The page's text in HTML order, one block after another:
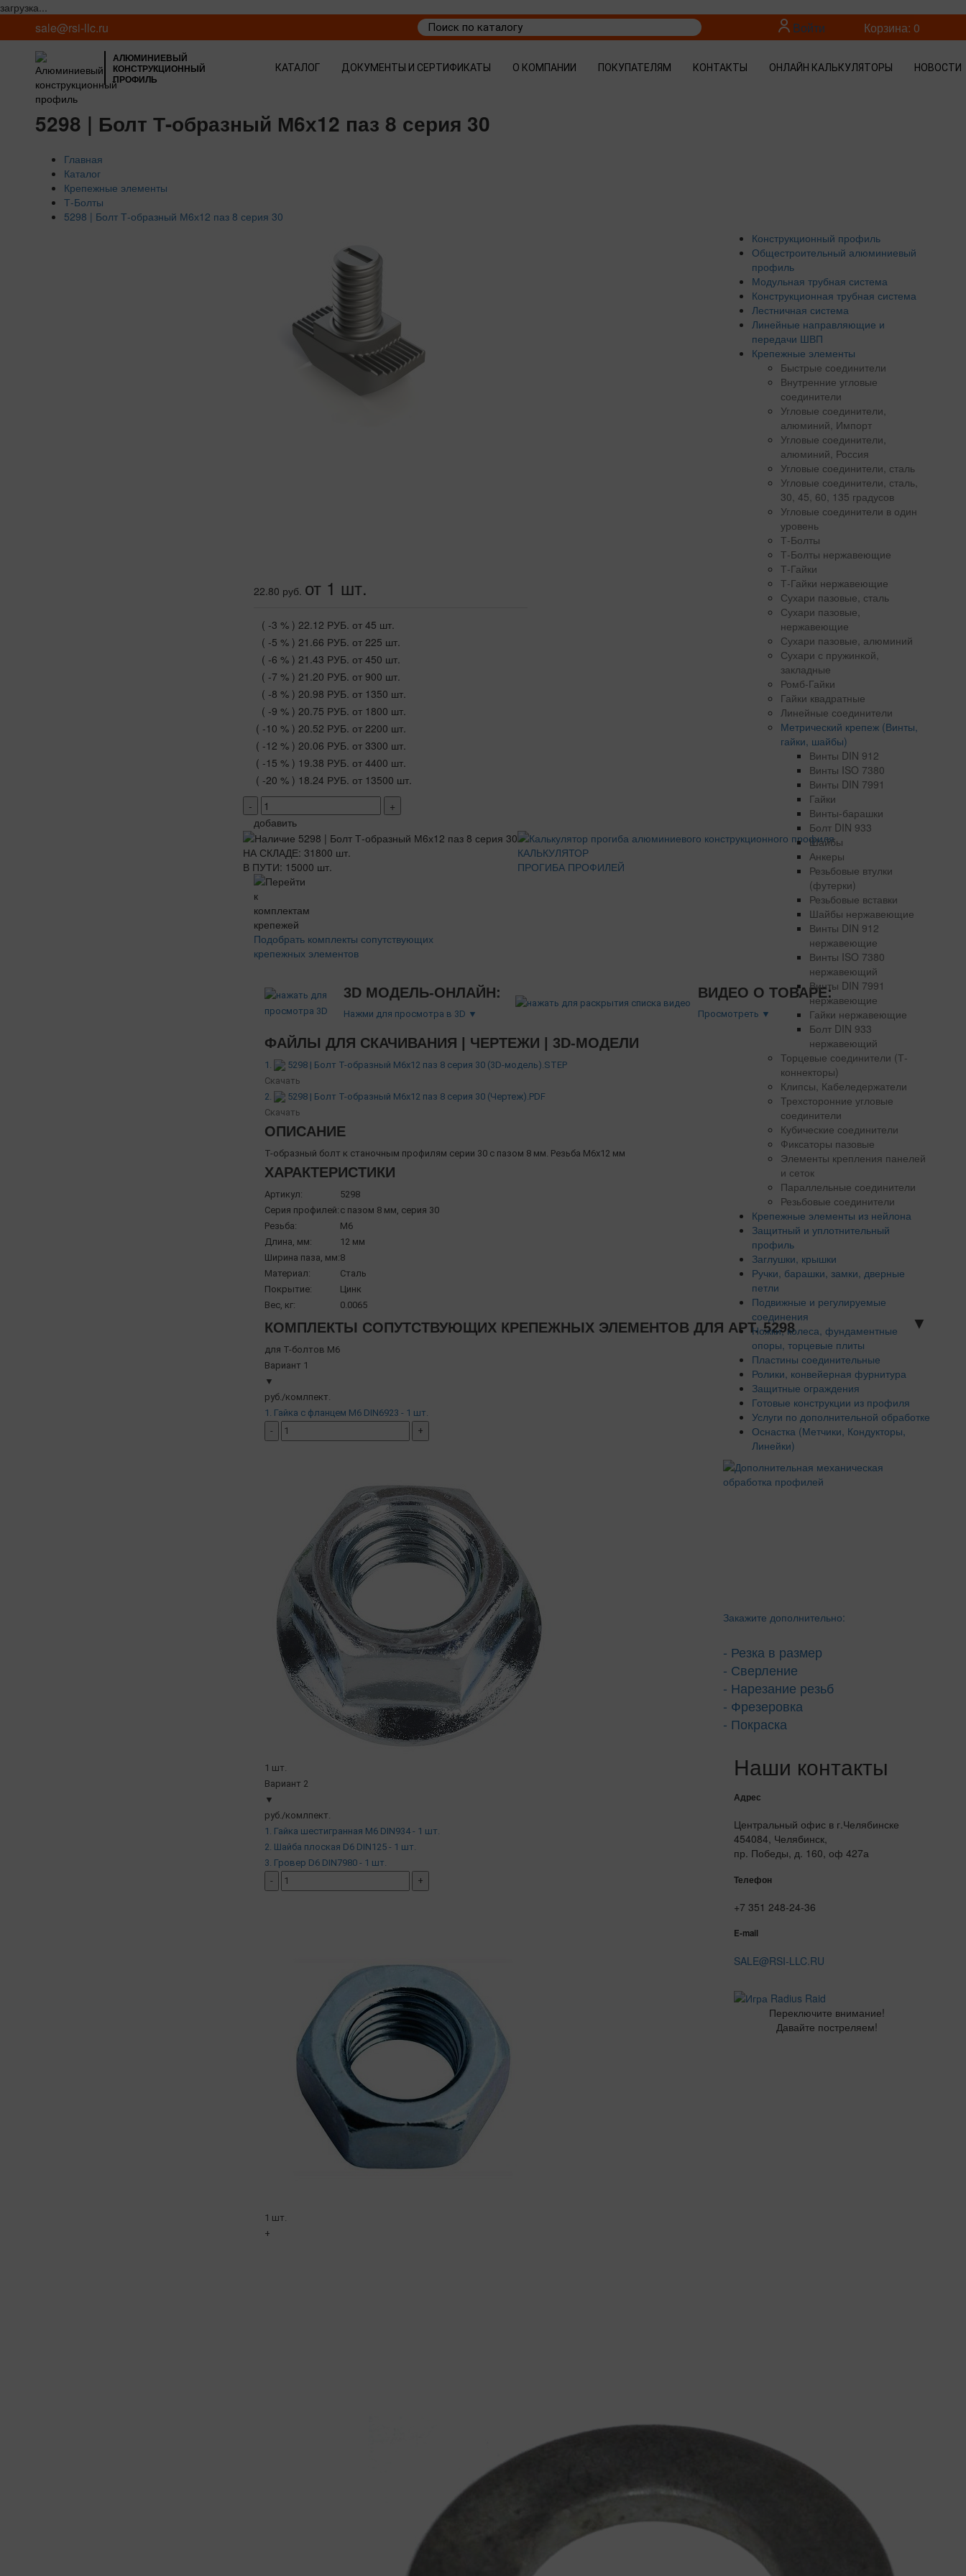
загрузка...
sale@rsi-llc.ru Войти Корзина: 0
АЛЮМИНИЕВЫЙ
КОНСТРУКЦИОННЫЙ
ПРОФИЛЬ
КАТАЛОГ ДОКУМЕНТЫ И СЕРТИФИКАТЫ О КОМПАНИИ ПОКУПАТЕЛЯМ КОНТАКТЫ ОНЛАЙН КАЛЬКУЛЯТОРЫ НОВОСТИ
5298 | Болт Т-образный М6х12 паз 8 серия 30
Главная
Каталог
Крепежные элементы
Т-Болты
5298 | Болт Т-образный М6х12 паз 8 серия 30
22.80 руб. от 1 шт.
( -3 % ) 22.12 РУБ. от 45 шт.
( -5 % ) 21.66 РУБ. от 225 шт.
( -6 % ) 21.43 РУБ. от 450 шт.
( -7 % ) 21.20 РУБ. от 900 шт.
( -8 % ) 20.98 РУБ. от 1350 шт.
( -9 % ) 20.75 РУБ. от 1800 шт.
( -10 % ) 20.52 РУБ. от 2200 шт.
( -12 % ) 20.06 РУБ. от 3300 шт.
( -15 % ) 19.38 РУБ. от 4400 шт.
( -20 % ) 18.24 РУБ. от 13500 шт.
-
+
добавить
НА СКЛАДЕ: 31800 шт.
В ПУТИ: 15000 шт.
КАЛЬКУЛЯТОР
ПРОГИБА ПРОФИЛЕЙ
Подобрать комплекты сопутствующих
крепежных элементов
3D МОДЕЛЬ-ОНЛАЙН:
Нажми для просмотра в 3D ▼
ВИДЕО О ТОВАРЕ:
Просмотреть ▼
ФАЙЛЫ ДЛЯ СКАЧИВАНИЯ | ЧЕРТЕЖИ | 3D-МОДЕЛИ
1.
5298 | Болт Т-образный М6х12 паз 8 серия 30 (3D-модель).STEP
Скачать
2.
5298 | Болт Т-образный М6х12 паз 8 серия 30 (Чертеж).PDF
Скачать
ОПИСАНИЕ
Т-образный болт к станочным профилям серии 30 с пазом 8 мм. Резьба М6х12 мм
ХАРАКТЕРИСТИКИ
Артикул:
5298
Серия профилей: с пазом 8 мм, серия 30
Резьба:
М6
Длина, мм:
12 мм
Ширина паза, мм:8
Материал:
Сталь
Покрытие:
Цинк
Вес, кг:
0.0065
КОМПЛЕКТЫ СОПУТСТВУЮЩИХ КРЕПЕЖНЫХ ЭЛЕМЕНТОВ ДЛЯ АРТ. 5298 ▼
для Т-болтов М6
Вариант 1
▼
руб./комлпект.
1. Гайка с фланцем М6 DIN6923 - 1 шт.
-
+
1 шт.
Вариант 2
▼
руб./комлпект.
1. Гайка шестигранная М6 DIN934 - 1 шт.
2. Шайба плоская D6 DIN125 - 1 шт.
3. Гровер D6 DIN7980 - 1 шт.
-
+
1 шт.
+
Конструкционный профиль
Общестроительный алюминиевый
профиль
Модульная трубная система
Конструкционная трубная система
Лестничная система
Линейные направляющие и
передачи ШВП
Крепежные элементы
Быстрые соединители
Внутренние угловые
соединители
Угловые соединители,
алюминий, Импорт
Угловые соединители,
алюминий, Россия
Угловые соединители, сталь
Угловые соединители, сталь,
30, 45, 60, 135 градусов
Угловые соединители в один
уровень
Т-Болты
Т-Болты нержавеющие
Т-Гайки
Т-Гайки нержавеющие
Сухари пазовые, сталь
Сухари пазовые,
нержавеющие
Сухари пазовые, алюминий
Сухари с пружинкой,
закладные
Ромб-Гайки
Гайки квадратные
Линейные соединители
Метрический крепеж (Винты,
гайки, шайбы)
Винты DIN 912
Винты ISO 7380
Винты DIN 7991
Гайки
Винты-барашки
Болт DIN 933
Шайбы
Анкеры
Резьбовые втулки
(футерки)
Резьбовые вставки
Шайбы нержавеющие
Винты DIN 912
нержавеющие
Винты ISO 7380
нержавеющий
Винты DIN 7991
нержавеющие
Гайки нержавеющие
Болт DIN 933
нержавеющий
Торцевые соединители (Т-
коннекторы)
Клипсы, Кабеледержатели
Трехсторонние угловые
соединители
Кубические соединители
Фиксаторы пазовые
Элементы крепления панелей
и сеток
Параллельные соединители
Резьбовые соединители
Крепежные элементы из нейлона
Защитный и уплотнительный
профиль
Заглушки, крышки
Ручки, барашки, замки, дверные
петли
Подвижные и регулируемые
соединения
Ножки, колеса, фундаментные
опоры, торцевые плиты
Пластины соединительные
Ролики, конвейерная фурнитура
Защитные ограждения
Готовые конструкции из профиля
Услуги по дополнительной обработке
Оснастка (Метчики, Кондукторы,
Линейки)
Закажите дополнительно:
- Резка в размер
- Сверление
- Нарезание резьб
- Фрезеровка
- Покраска
Наши контакты
Адрес
Центральный офис в г.Челябинске
454084, Челябинск,
пр. Победы, д. 160, оф 427а
Телефон
+7 351 248-24-36
E-mail
SALE@RSI-LLC.RU
Переключите внимание!
Давайте постреляем!